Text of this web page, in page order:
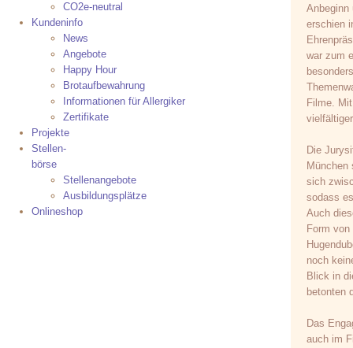
CO2e-neutral
Kundeninfo
News
Angebote
Happy Hour
Brotaufbewahrung
Informationen für Allergiker
Zertifikate
Projekte
Stellen-
börse
Stellenangebote
Ausbildungsplätze
Onlineshop
Anbeginn
erschien
war zum
Filme.
Die
sich
sodass
Auch
Form
noch
Blick in
betonten
Das
auch im